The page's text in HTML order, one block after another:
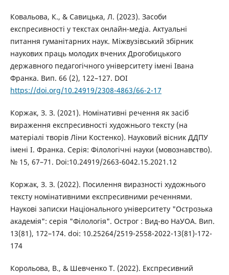
Ковальова, К., & Савицька, Л. (2023). Засоби
експресивності у текстах онлайн-медіа. Актуальнi
питання гуманiтарних наук. Міжвузівський збірник
наукових праць молодих вчених Дрогобицького
державного педагогічного університету імені Івана
Франка. Вип. 66 (2), 122–127. DOI
https://doi.org/10.24919/2308-4863/66-2-17
Коржак, З. З. (2021). Номінативні речення як засіб
вираження експресивності художнього тексту (на
матеріалі творів Ліни Костенко). Науковий вісник ДДПУ
імені І. Франка. Серія: Філологічні науки (мовознавство).
№ 15, 67–71. Doi:10.24919/2663-6042.15.2021.12
Коржак, З. З. (2022). Посилення виразності художнього
тексту номінативними експресивними реченнями.
Наукові записки Національного університету "Острозька
академія": серія "Філологія". Острог : Вид-во НаУОА. Вип.
13(81), 172–174. doi: 10.25264/2519-2558-2022-13(81)-172-
174
Корольова, В., & Шевченко Т. (2022). Експресивний